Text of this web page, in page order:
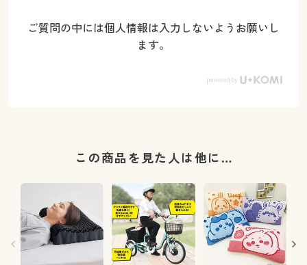
ご質問の中には個人情報は入力しないようお願いし
ます。
この商品を見た人は他に…